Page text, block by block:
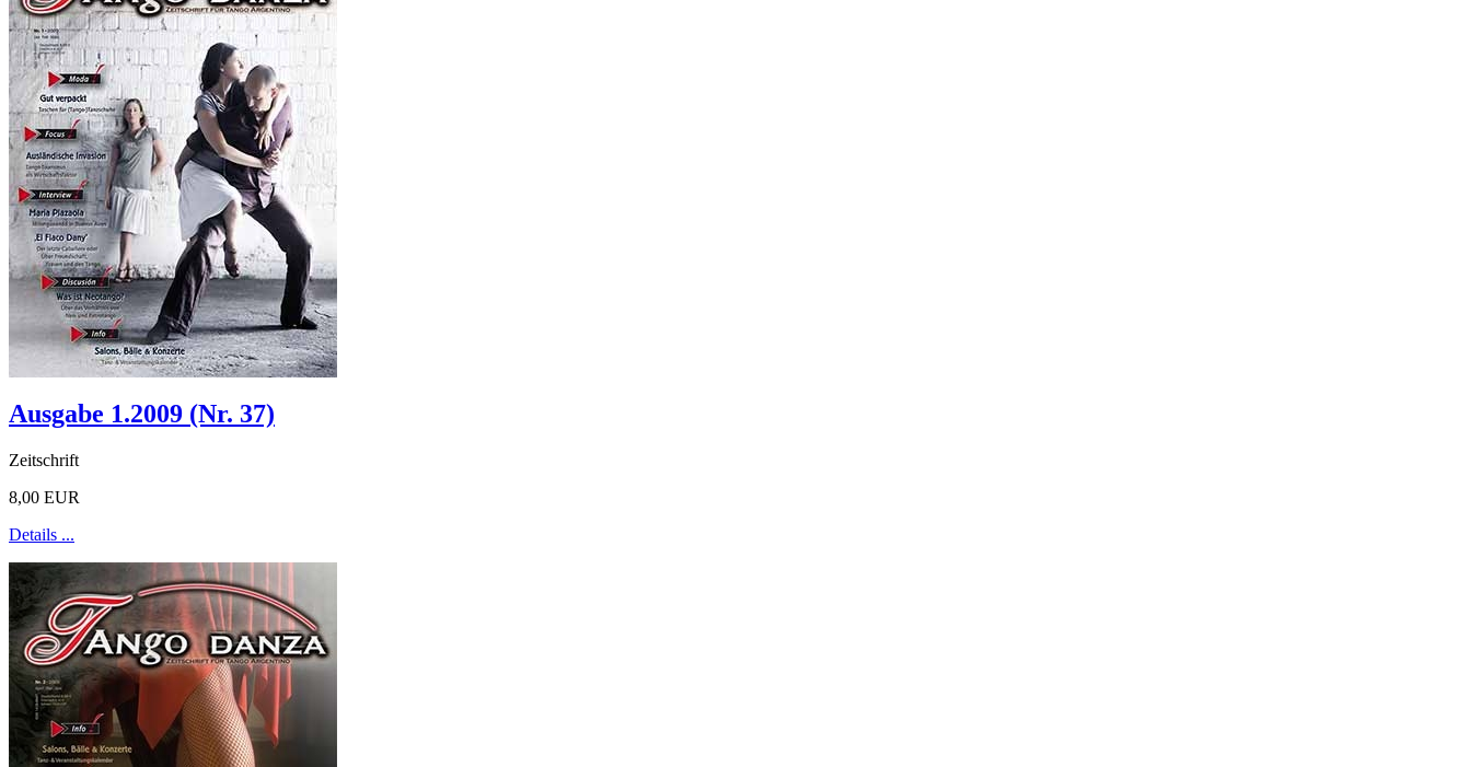
Ausgabe 1.2009 (Nr. 37)
Zeitschrift
8,00 EUR
Details ...